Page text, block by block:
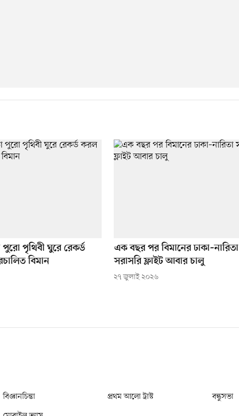
পুরো পৃথিবী ঘুরে রেকর্ড
বিমান
এক বছর পর বিমানের ঢাকা–নারিতা
সরাসরি ফ্লাইট আবার চালু
২৭ জুলাই ২০২৬
বিজ্ঞানচিন্তা প্রথম আলো ট্রাস্ট বন্ধুসভা